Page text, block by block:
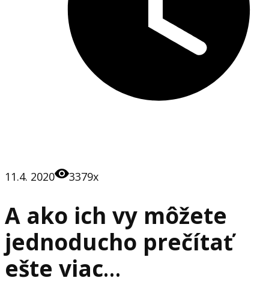
11.4. 2020 3379x
A ako ich vy môžete
jednoducho prečítať
ešte viac…